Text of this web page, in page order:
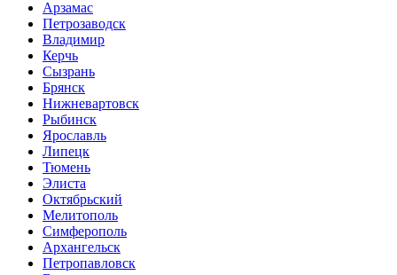
Арзамас
Петрозаводск
Владимир
Керчь
Сызрань
Брянск
Нижневартовск
Рыбинск
Ярославль
Липецк
Тюмень
Элиста
Октябрьский
Мелитополь
Симферополь
Архангельск
Петропавловск